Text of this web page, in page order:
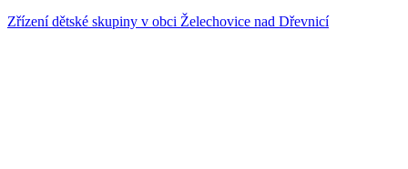
Zřízení dětské skupiny v obci Želechovice nad Dřevnicí